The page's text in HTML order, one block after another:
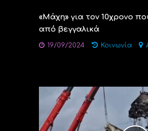
«Μάχη» για τον 10χρονο
από βεγγαλικά
19/09/2024 Κοινωνία